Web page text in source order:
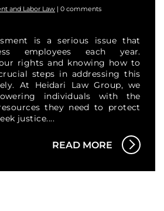
and Labor Law |0 comments
is a serious issue that
employees each year.
rights and knowing how to
steps in addressing this
At Heidari Law Group, we
individuals with the
they need to protect
justice....
READ MORE